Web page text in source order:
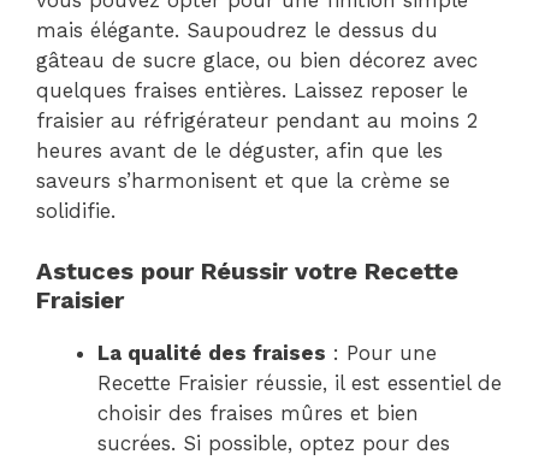
mais élégante. Saupoudrez le dessus du
gâteau de sucre glace, ou bien décorez avec
quelques fraises entières. Laissez reposer le
fraisier au réfrigérateur pendant au moins 2
heures avant de le déguster, afin que les
saveurs s’harmonisent et que la crème se
solidifie.
Astuces pour Réussir votre Recette
Fraisier
La qualité des fraises : Pour une
Recette Fraisier réussie, il est essentiel de
choisir des fraises mûres et bien
sucrées. Si possible, optez pour des